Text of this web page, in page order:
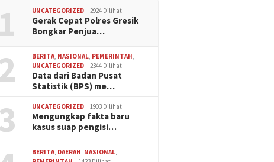
1 UNCATEGORIZED 2924 Dilihat
Gerak Cepat Polres Gresik
Bongkar Penjua…
BERITA NASIONAL PEMERINTAH
UNCATEGORIZED
2344 Dilihat
Data dari Badan Pusat
Statistik (BPS) me…
UNCATEGORIZED 1903 Dilihat
Mengungkap fakta baru
kasus suap pengisi…
BERITA DAERAH NASIONAL